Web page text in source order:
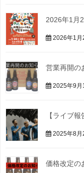
2026年1月
2026年1月
営業再開の
2025年9月
【ライブ
2025年8月
価格改定の